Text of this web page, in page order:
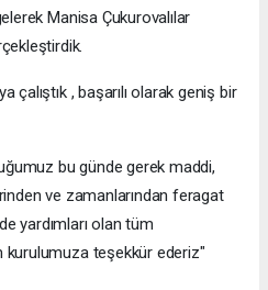
Manisa Çukurovalılar
çalıştık , başarılı olarak geniş bir
bu günde gerek maddi,
ve zamanlarından feragat
yardımları olan tüm
teşekkür ederiz"